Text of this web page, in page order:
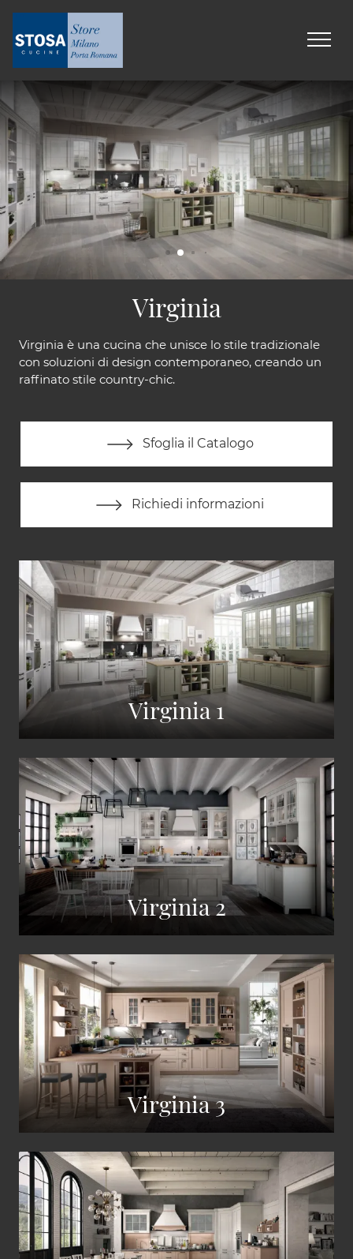
Virginia 1
Virginia 2
Virginia 3
Virginia
Virginia è una cucina che unisce lo stile tradizionale
con soluzioni di design contemporaneo, creando un
raffinato stile country-chic.
Sfoglia il Catalogo
Richiedi informazioni